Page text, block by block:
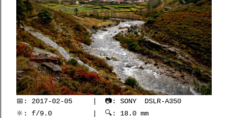
📅: 2017-02-05 | 📷: SONY DSLR-A350
🔆: f/9.0 | 🔍: 18.0 mm